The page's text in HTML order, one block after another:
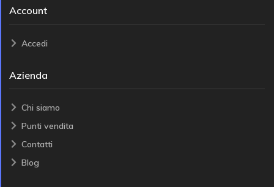
Account
Accedi
Azienda
Chi siamo
Punti vendita
Contatti
Blog